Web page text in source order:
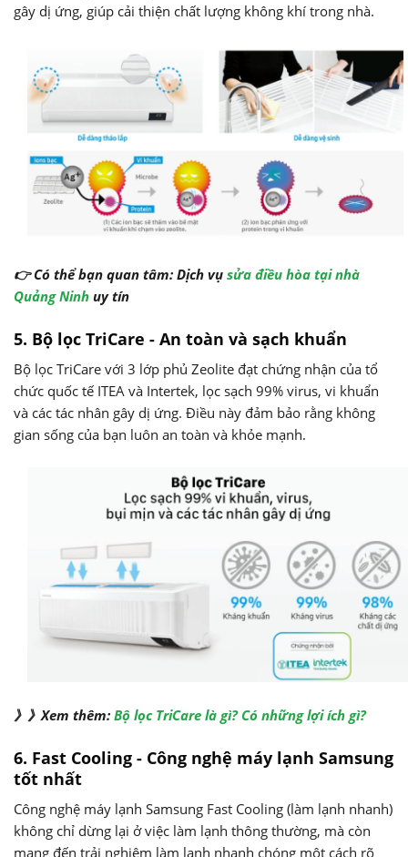
gây dị ứng, giúp cải thiện chất lượng không khí trong nhà.
👉 Có thể bạn quan tâm: Dịch vụ sửa điều hòa tại nhà
Quảng Ninh uy tín
5. Bộ lọc TriCare - An toàn và sạch khuẩn
Bộ lọc TriCare với 3 lớp phủ Zeolite đạt chứng nhận của tổ
chức quốc tế ITEA và Intertek, lọc sạch 99% virus, vi khuẩn
và các tác nhân gây dị ứng. Điều này đảm bảo rằng không
gian sống của bạn luôn an toàn và khỏe mạnh.
》》Xem thêm: Bộ lọc TriCare là gì? Có những lợi ích gì?
6. Fast Cooling - Công nghệ máy lạnh Samsung
tốt nhất
Công nghệ máy lạnh Samsung Fast Cooling (làm lạnh nhanh)
không chỉ dừng lại ở việc làm lạnh thông thường, mà còn
mang đến trải nghiệm làm lạnh nhanh chóng một cách rõ